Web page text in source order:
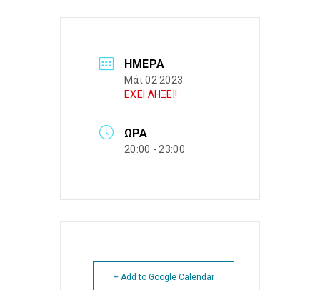
ΗΜΈΡΑ
Μάι 02 2023
ΕΧΕΙ ΛΗΞΕΙ!
ΏΡΑ
20:00 - 23:00
+ Add to Google Calendar